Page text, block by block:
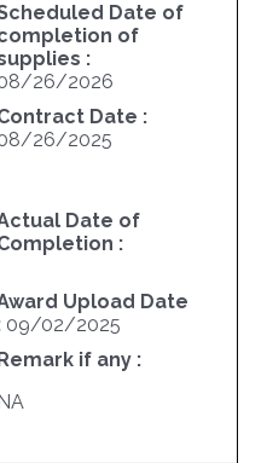
Date of
of
:
26/2026
Date :
26/2025
Date of
:
Upload Date
09/02/2025
Remark if any :
NA